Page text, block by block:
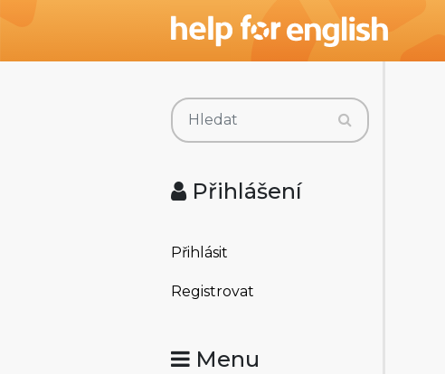
Přihlášení
Přihlásit
Registrovat
Menu